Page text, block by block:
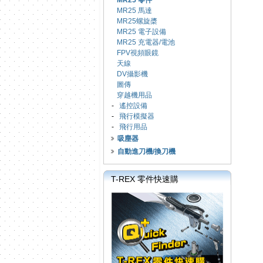
MR25 馬達
MR25螺旋槳
MR25 電子設備
MR25 充電器/電池
FPV視頻眼鏡
天線
DV攝影機
圖傳
穿越機用品
- 遙控設備
- 飛行模擬器
- 飛行用品
吸塵器
自動進刀機/換刀機
T-REX 零件快速購